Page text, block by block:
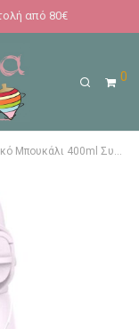
από 80€
0
400ml Συγκρότημα Ion8